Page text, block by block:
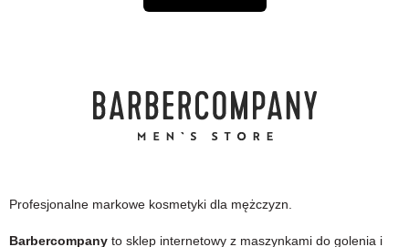
Profesjonalne markowe kosmetyki dla mężczyzn.
Barbercompany to sklep internetowy z maszynkami do golenia i